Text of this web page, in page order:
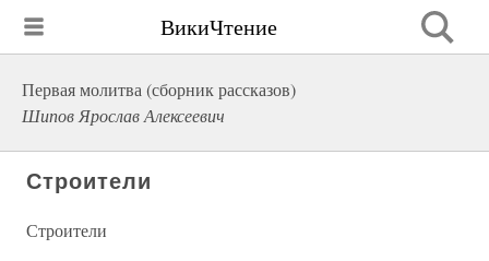
ВикиЧтение
Первая молитва (сборник рассказов)
Шипов Ярослав Алексеевич
Строители
Строители